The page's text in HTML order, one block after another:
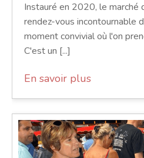
Instauré en 2020, le marché
rendez-vous incontournable
moment convivial où l'on
C'est un [...]
En savoir plus